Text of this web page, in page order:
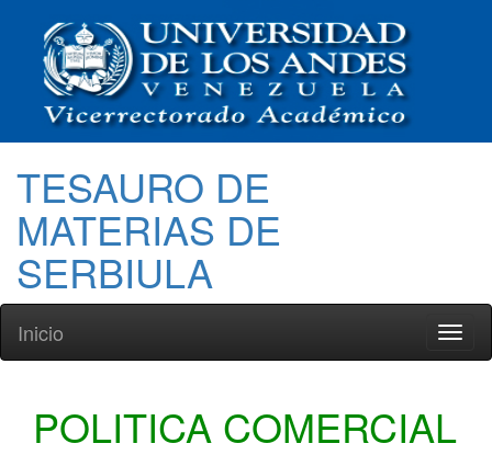
TESAURO DE
MATERIAS DE
SERBIULA
Inicio
POLITICA COMERCIAL